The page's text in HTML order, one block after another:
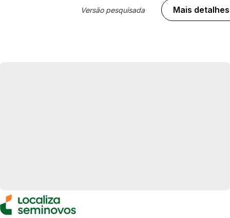
Versão pesquisada Mais detalhes